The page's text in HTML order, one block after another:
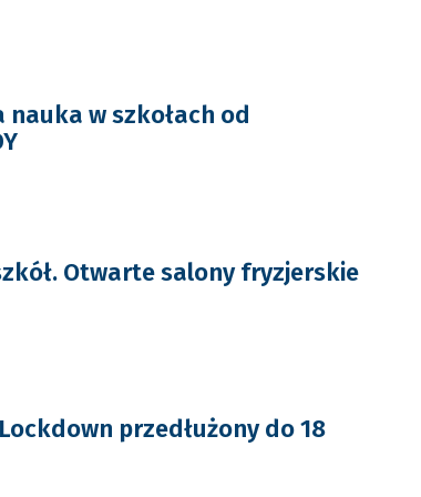
nauka w szkołach od
Otwarte salony fryzjerskie
przedłużony do 18